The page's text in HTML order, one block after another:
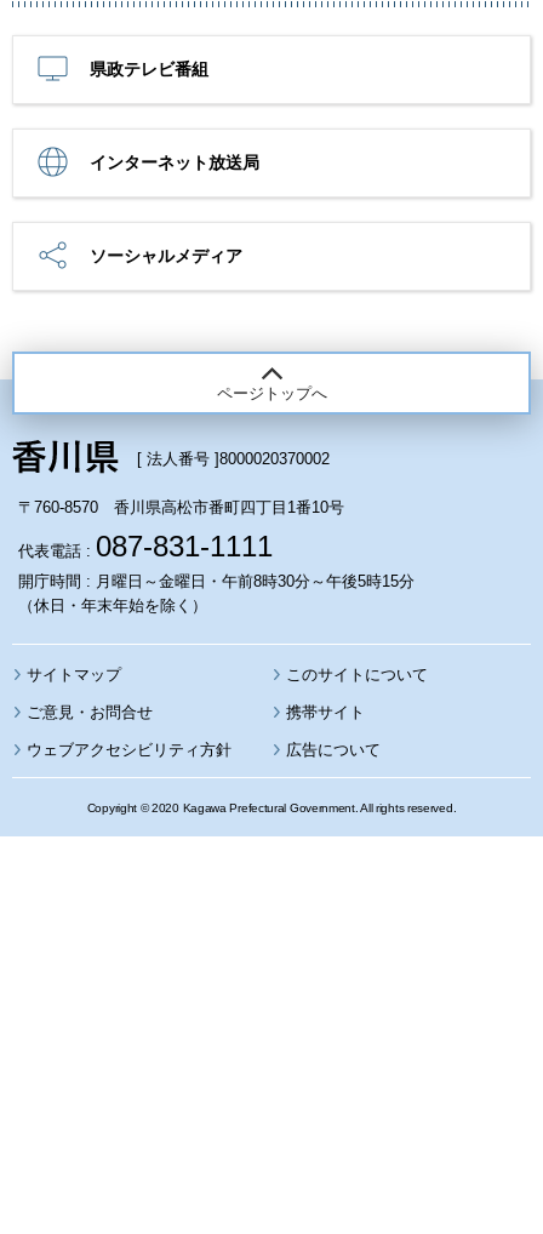
県政テレビ番組
インターネット放送局
ソーシャルメディア
ページトップへ
[ 法人番号 ]8000020370002
〒760-8570 香川県高松市番町四丁目1番10号
代表電話 : 087-831-1111
開庁時間 : 月曜日～金曜日・午前8時30分～午後5時15分
（休日・年末年始を除く）
サイトマップ このサイトについて
携帯サイト
ウェブアクセシビリティ方針 広告について
Copyright © 2020 Kagawa Prefectural Government. All rights reserved.